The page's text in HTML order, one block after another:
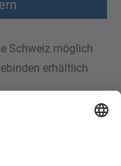
Schweiz möglich
erhältlich